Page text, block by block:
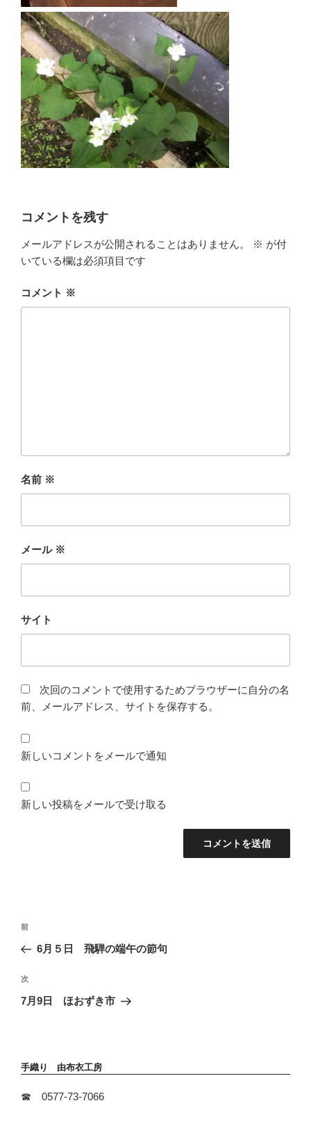
コメントを残す
メールアドレスが公開されることはありません。 ※ が付
いている欄は必須項目です
コメント ※
名前 ※
メール ※
サイト
次回のコメントで使用するためブラウザーに自分の名
前、メールアドレス、サイトを保存する。
新しいコメントをメールで通知
新しい投稿をメールで受け取る
稿
ナ
ゲ
ー
前
の
稿
前
6月５日 飛騨の端午の節句
次
の
次
7月9日 ほおずき市
手織り 由布衣工房
☎ 0577-73-7066